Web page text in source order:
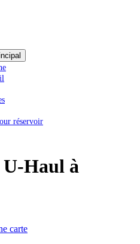
réservoir
U-Haul à
carte